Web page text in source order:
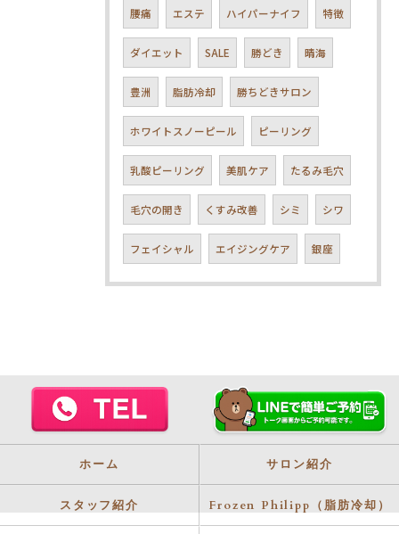
腰痛 エステ ハイパーナイフ 特徴
ダイエット SALE 勝どき 晴海
豊洲 脂肪冷却 勝ちどきサロン
ホワイトスノーピール ピーリング
乳酸ピーリング 美肌ケア たるみ毛穴
毛穴の開き くすみ改善 シミ シワ
フェイシャル エイジングケア 銀座
ホーム サロン紹介
スタッフ紹介 Frozen Philipp（脂肪冷却）